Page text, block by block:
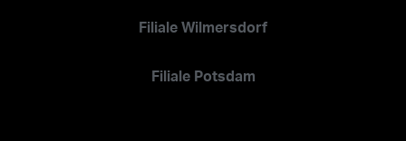
Filiale Wilmersdorf
Filiale Potsdam